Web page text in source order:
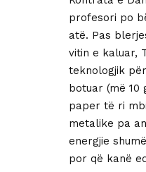
profesori po
atë. Pas
vitin e kaluar,
teknologjik
botuar (më 10
paper të ri
metalike pa
energjie
por që kanë